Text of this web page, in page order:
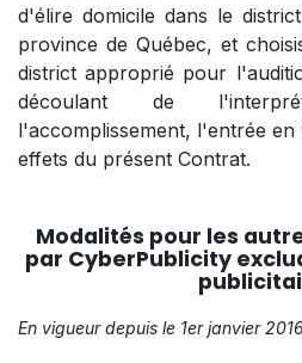
d'élire domicile dans le
province de Québec, et
district approprié pour
découlant de
l'accomplissement, l'entrée en
effets du présent Contrat.
Modalités pour les
par CyberPublicity
En vigueur depuis le 1er janvie​r